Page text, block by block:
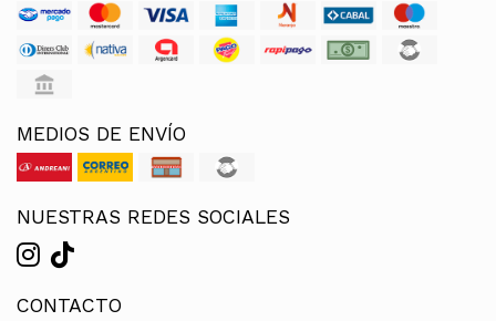
MEDIOS DE ENVÍO
NUESTRAS REDES SOCIALES
CONTACTO